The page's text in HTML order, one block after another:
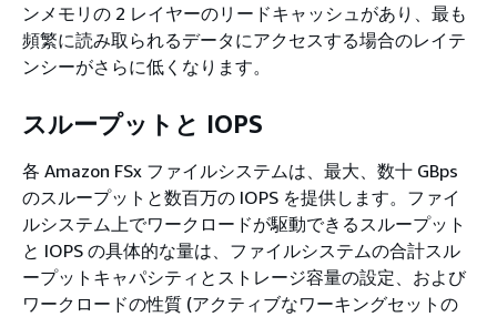
ンメモリの 2 レイヤーのリードキャッシュがあり、最も
頻繁に読み取られるデータにアクセスする場合のレイテ
ンシーがさらに低くなります。
スループットと IOPS
各 Amazon FSx ファイルシステムは、最大、数十 GBps
のスループットと数百万の IOPS を提供します。ファイ
ルシステム上でワークロードが駆動できるスループット
と IOPS の具体的な量は、ファイルシステムの合計スル
ープットキャパシティとストレージ容量の設定、および
ワークロードの性質 (アクティブなワーキングセットの